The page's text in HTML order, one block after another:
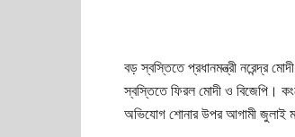
বড় স্বস্তিতে প্রধানমন্ত্রী নরেন্দ্র
স্বস্তিতে ফিরল মোদী ও বিজেপি।
অভিযোগ শোনার উপর আগামী জুলাই